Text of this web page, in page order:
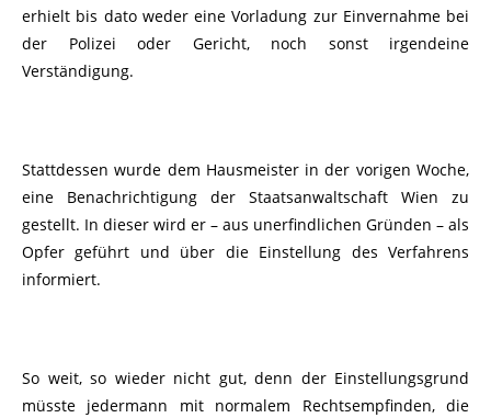
erhielt bis dato weder eine Vorladung zur Einvernahme bei
der Polizei oder Gericht, noch sonst irgendeine
Verständigung.
Stattdessen wurde dem Hausmeister in der vorigen Woche,
eine Benachrichtigung der Staatsanwaltschaft Wien zu
gestellt. In dieser wird er – aus unerfindlichen Gründen – als
Opfer geführt und über die Einstellung des Verfahrens
informiert.
So weit, so wieder nicht gut, denn der Einstellungsgrund
müsste jedermann mit normalem Rechtsempfinden, die